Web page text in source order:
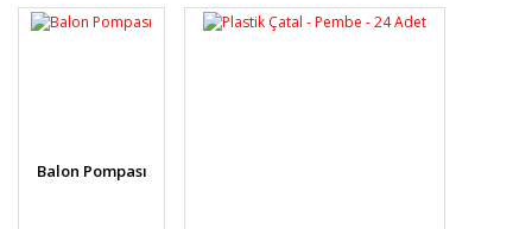
formunu kullanarak tarafımıza iletebilirsiniz.
Görüş ve önerileriniz için teşekkür ederiz.
Ürün fiyatı diğer sitelerden daha pahalı.
Balon Pompası